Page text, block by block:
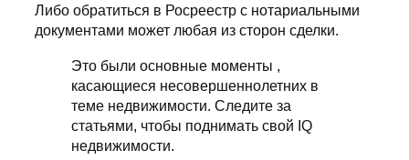
Либо обратиться в Росреестр с нотариальными
документами может любая из сторон сделки.
Это были основные моменты ,
касающиеся несовершеннолетних в
теме недвижимости. Следите за
статьями, чтобы поднимать свой IQ
недвижимости.